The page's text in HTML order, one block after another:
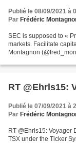
Publié le 08/09/2021 à
Par Frédéric
SEC is supposed to «
markets. Facilitate
Montagnon
RT @Ehrls15:
Publié le 07/09/2021 à
Par Frédéric
RT @Ehrls15: Voyager
TSX under the Ticker